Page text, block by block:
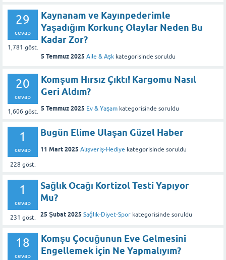
29
cevap
1,781 göst.
Kaynanam ve Kayınpederimle
Yaşadığım Korkunç Olaylar Neden Bu
Kadar Zor?
5 Temmuz 2025 Aile & Aşk kategorisinde soruldu
20
cevap
1,606 göst.
Komşum Hırsız Çıktı! Kargomu Nasıl
Geri Aldım?
5 Temmuz 2025 Ev & Yaşam kategorisinde soruldu
1
cevap
228 göst.
Bugün Elime Ulaşan Güzel Haber
11 Mart 2025 Alışveriş-Hediye kategorisinde soruldu
1
cevap
231 göst.
Sağlık Ocağı Kortizol Testi Yapıyor
Mu?
25 Şubat 2025 Sağlık-Diyet-Spor kategorisinde soruldu
18
cevap
Komşu Çocuğunun Eve Gelmesini
Engellemek İçin Ne Yapmalıyım?